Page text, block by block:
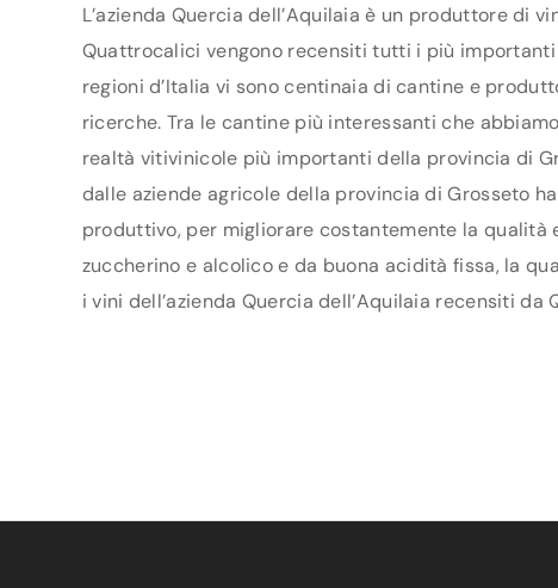
L’azienda Quercia dell’Aquilaia è un produttore di
Quattrocalici vengono recensiti tutti i più
regioni d’Italia vi sono centinaia di cantine e
ricerche. Tra le cantine più interessanti che
realtà vitivinicole più importanti della provincia di
dalle aziende agricole della provincia di Grosseto
produttivo, per migliorare costantemente la qualità
zuccherino e alcolico e da buona acidità fissa, la
i vini dell’azienda Quercia dell’Aquilaia recensiti da